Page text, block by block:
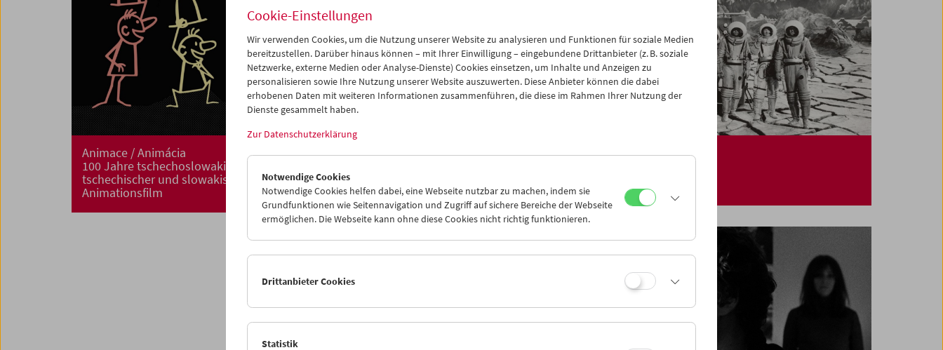
Animace / Animácia
100 Jahre tschechoslowakischer,
tschechischer und slowakischer
Animationsfilm
Ella Bergmann-Michel
Der Mond
Cookie-Einstellungen
Wir verwenden Cookies, um die Nutzung unserer Website zu analysieren und Funktionen für soziale Medien
bereitzustellen. Darüber hinaus können – mit Ihrer Einwilligung – eingebundene Drittanbieter (z. B. soziale
Netzwerke, externe Medien oder Analyse-Dienste) Cookies einsetzen, um Inhalte und Anzeigen zu
personalisieren sowie Ihre Nutzung unserer Website auszuwerten. Diese Anbieter können die dabei
erhobenen Daten mit weiteren Informationen zusammenführen, die diese im Rahmen Ihrer Nutzung der
Dienste gesammelt haben.
Zur Datenschutzerklärung
Notwendige Cookies
Notwendige Cookies helfen dabei, eine Webseite nutzbar zu machen, indem sie
Grundfunktionen wie Seitennavigation und Zugriff auf sichere Bereiche der Webseite
ermöglichen. Die Webseite kann ohne diese Cookies nicht richtig funktionieren.
Drittanbieter Cookies
Statistik